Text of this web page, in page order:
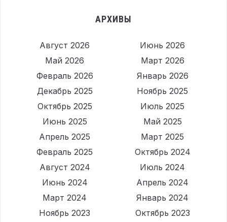
АРХИВЫ
Август 2026
Июнь 2026
Май 2026
Март 2026
Февраль 2026
Январь 2026
Декабрь 2025
Ноябрь 2025
Октябрь 2025
Июль 2025
Июнь 2025
Май 2025
Апрель 2025
Март 2025
Февраль 2025
Октябрь 2024
Август 2024
Июль 2024
Июнь 2024
Апрель 2024
Март 2024
Январь 2024
Ноябрь 2023
Октябрь 2023